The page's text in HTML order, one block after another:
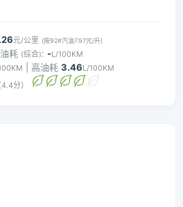
元/公里 (按92#汽油7.97元/升)
耗 (综合): -L/100KM
| 高油耗 3.46L/100KM
4.4分）